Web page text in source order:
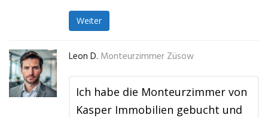
Weiter
Leon D. Monteurzimmer Züsow
Ich habe die Monteurzimmer von
Kasper Immobilien gebucht und